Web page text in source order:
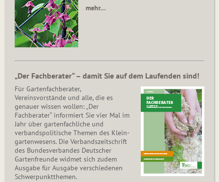
mehr…
„Der Fachberater“ – damit Sie auf dem Laufenden sind!
Für Gartenfachberater,
Vereinsvorstände und alle, die es
genauer wissen wollen: „Der
Fachberater“ informiert Sie vier Mal im
Jahr über gartenfachliche und
verbandspolitische Themen des Klein­
gar­ten­wesens. Die Ver­bands­zeit­schrift
des Bun­des­ver­ban­des Deutscher
Gartenfreunde widmet sich zudem
Ausgabe für Ausgabe verschiedenen
Schwer­punkt­the­men.